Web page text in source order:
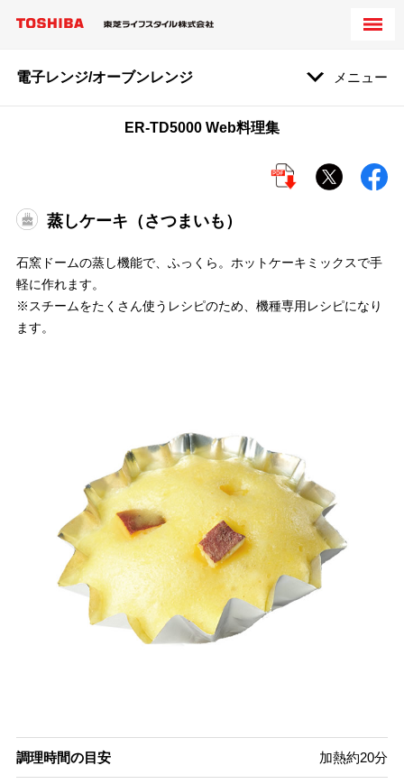
電子レンジ/オーブンレンジ メニュー
ER-TD5000 Web料理集
蒸しケーキ（さつまいも）
石窯ドームの蒸し機能で、ふっくら。ホットケーキミックスで手
軽に作れます。
※スチームをたくさん使うレシピのため、機種専用レシピになり
ます。
調理時間の目安 加熱約20分